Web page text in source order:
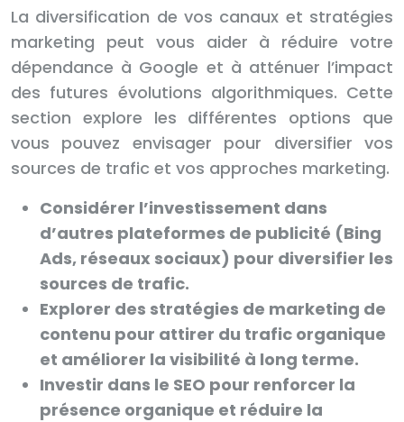
La diversification de vos canaux et stratégies
marketing peut vous aider à réduire votre
dépendance à Google et à atténuer l’impact
des futures évolutions algorithmiques. Cette
section explore les différentes options que
vous pouvez envisager pour diversifier vos
sources de trafic et vos approches marketing.
Considérer l’investissement dans
d’autres plateformes de publicité (Bing
Ads, réseaux sociaux) pour diversifier les
sources de trafic.
Explorer des stratégies de marketing de
contenu pour attirer du trafic organique
et améliorer la visibilité à long terme.
Investir dans le SEO pour renforcer la
présence organique et réduire la